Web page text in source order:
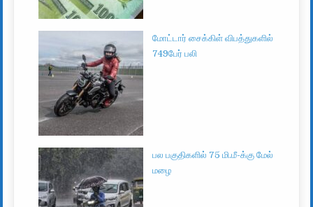
மோட்டார் சைக்கிள் விபத்துகளில்
749பேர் பலி
பல பகுதிகளில் 75 மி.மீ-க்கு மேல்
மழை